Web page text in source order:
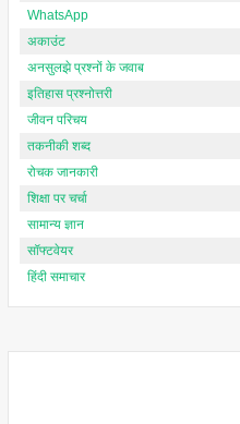
WhatsApp
अकाउंट
अनसुलझे प्रश्नों के जवाब
इतिहास प्रश्नोत्तरी
जीवन परिचय
तकनीकी शब्द
रोचक जानकारी
शिक्षा पर चर्चा
सामान्य ज्ञान
सॉफ्टवेयर
हिंदी समाचार